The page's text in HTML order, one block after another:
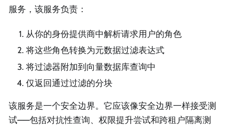
服务，该服务负责：
从你的身份提供商中解析请求用户的角色
将这些角色转换为元数据过滤表达式
将过滤器附加到向量数据库查询中
仅返回通过过滤的分块
该服务是一个安全边界。它应该像安全边界一样接受测
试——包括对抗性查询、权限提升尝试和跨租户隔离测